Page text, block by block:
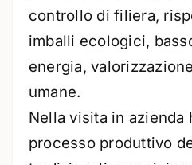
controllo di filiera,
imballi ecologici,
energia,
umane.
Nella visita in azienda
processo produttivo